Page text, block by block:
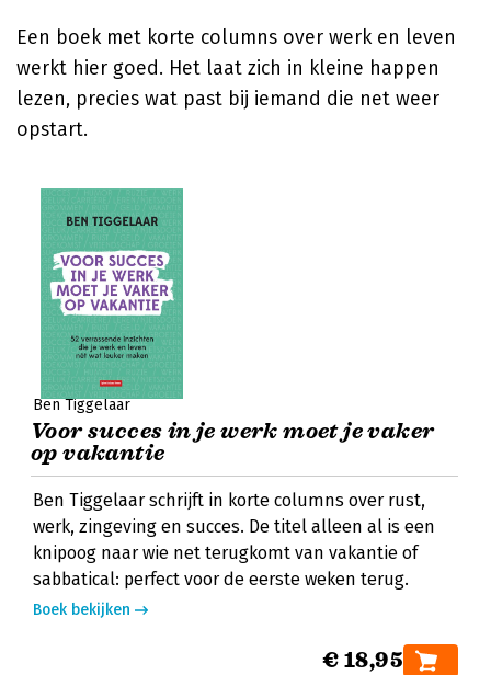
Een boek met korte columns over werk en leven
werkt hier goed. Het laat zich in kleine happen
lezen, precies wat past bij iemand die net weer
opstart.
Ben Tiggelaar
Voor succes in je werk moet je vaker
op vakantie
Ben Tiggelaar schrijft in korte columns over rust,
werk, zingeving en succes. De titel alleen al is een
knipoog naar wie net terugkomt van vakantie of
sabbatical: perfect voor de eerste weken terug.
Boek bekijken
€ 18,95